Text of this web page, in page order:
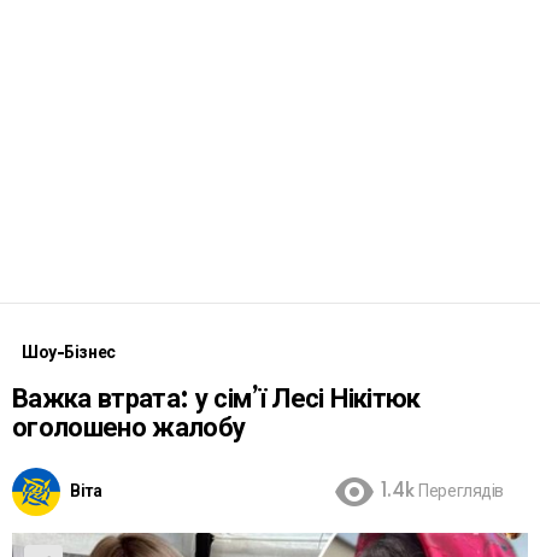
Шоу-Бізнес
Важка втрата: у сім’ї Лесі Нікітюк
оголошено жалобу
Віта 1.4k Переглядів